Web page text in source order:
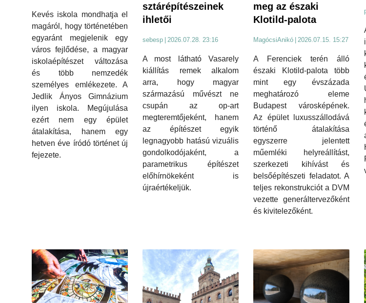
Kevés iskola mondhatja el
magáról, hogy történetében
egyaránt megjelenik egy
város fejlődése, a magyar
iskolaépítészet változása
és több nemzedék
személyes emlékezete. A
Jedlik Ányos Gimnázium
ilyen iskola. Megújulása
ezért nem egy épület
átalakítása, hanem egy
hetven éve íródó történet új
fejezete.
sztárépítészeinek
ihletői
sebesp | 2026.07.28. 23:16
A most látható Vasarely
kiállítás remek alkalom
arra, hogy magyar
származású művészt ne
csupán az op-art
megteremtőjeként, hanem
az építészet egyik
legnagyobb hatású vizuális
gondolkodójaként, a
parametrikus építészet
előhírnökeként is
újraértékeljük.
meg az északi
Klotild-palota
MagócsiAnikó | 2026.07.15. 15:27
A Ferenciek terén álló
északi Klotild-palota több
mint egy évszázada
meghatározó eleme
Budapest városképének.
Az épület luxusszállodává
történő átalakítása
egyszerre jelentett
műemléki helyreállítást,
szerkezeti kihívást és
belsőépítészeti feladatot. A
teljes rekonstrukciót a DVM
vezette generáltervezőként
és kivitelezőként.